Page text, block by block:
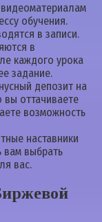
обучения.
в записи.
в
каждого урока
задание.
депозит на
оттачиваете
возможность
наставники
вам выбрать
вас.